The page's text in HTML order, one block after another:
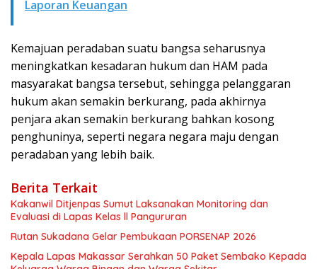
Laporan Keuangan
Kemajuan peradaban suatu bangsa seharusnya
meningkatkan kesadaran hukum dan HAM pada
masyarakat bangsa tersebut, sehingga pelanggaran
hukum akan semakin berkurang, pada akhirnya
penjara akan semakin berkurang bahkan kosong
penghuninya, seperti negara negara maju dengan
peradaban yang lebih baik.
Berita Terkait
Kakanwil Ditjenpas Sumut Laksanakan Monitoring dan
Evaluasi di Lapas Kelas ll Pangururan
Rutan Sukadana Gelar Pembukaan PORSENAP 2026
Kepala Lapas Makassar Serahkan 50 Paket Sembako Kepada